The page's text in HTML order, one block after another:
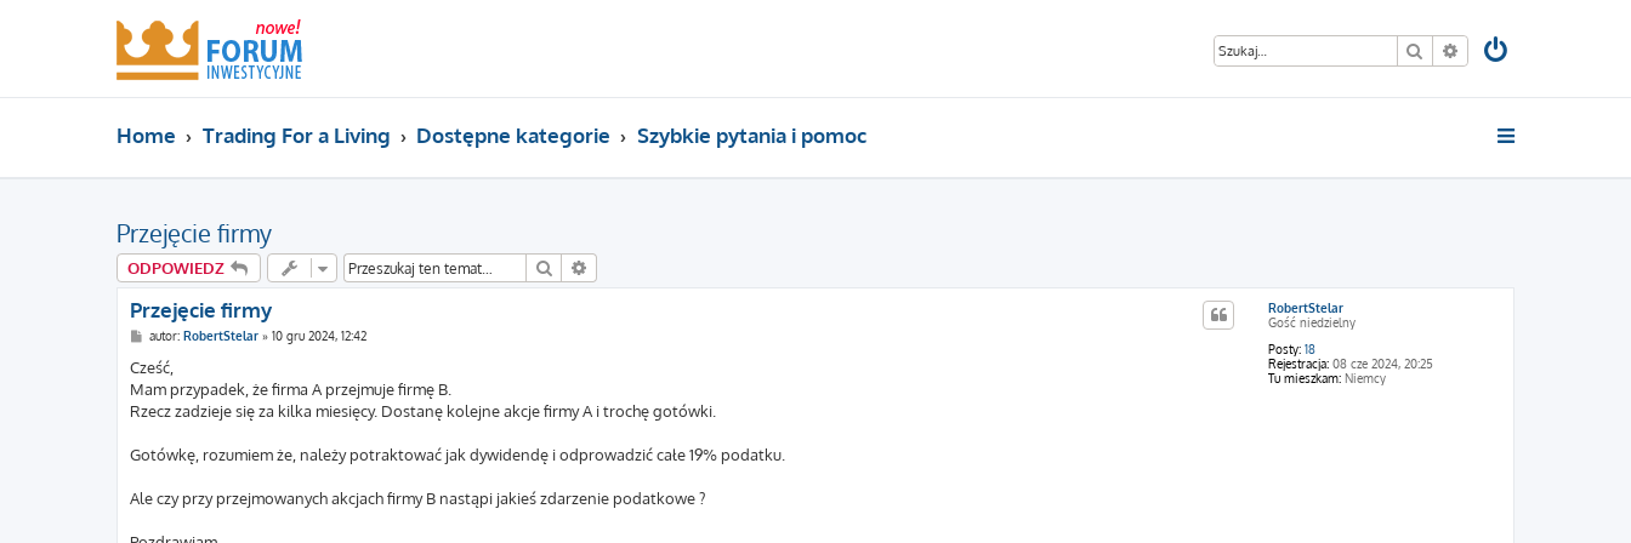
Szukaj Wyszukiwanie
Home Trading For a Living Dostępne kategorie Szybkie pytania i pomoc
Przejęcie firmy
ODPOWIEDZ Szukaj
RobertStelar
Gość niedzielny
Posty: 18
Rejestracja: 08 cze 2024, 20:25
Tu mieszkam: Niemcy
Przejęcie firmy
P
s
t
autor: RobertStelar» 10 gru 2024, 12:42
Cześć,
Mam przypadek, że firma A przejmuje firmę B.
Rzecz zadzieje się za kilka miesięcy. Dostanę kolejne akcje firmy A i trochę gotówki.
Gotówkę, rozumiem że, należy potraktować jak dywidendę i odprowadzić całe 19% podatku.
Ale czy przy przejmowanych akcjach firmy B nastąpi jakieś zdarzenie podatkowe ?